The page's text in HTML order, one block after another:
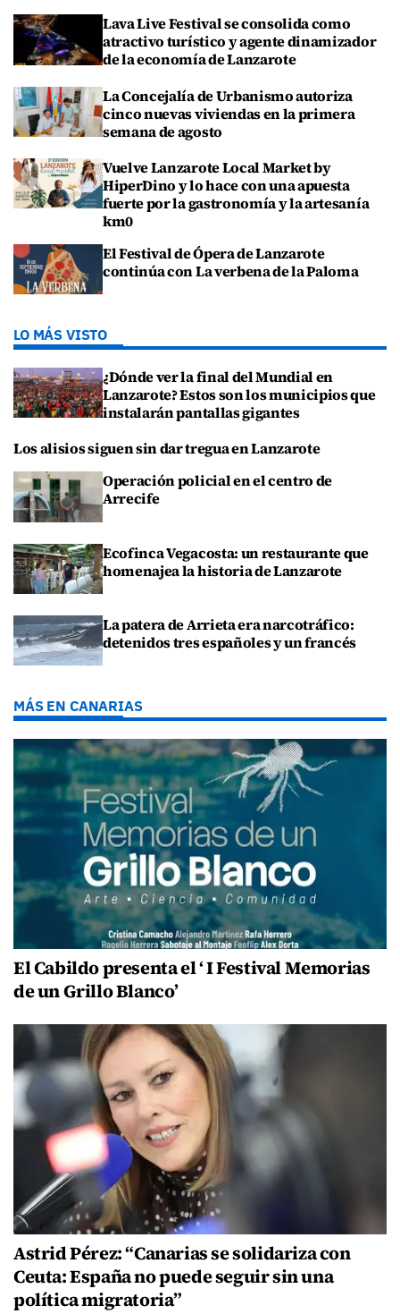
Lava Live Festival se consolida como
atractivo turístico y agente dinamizador
de la economía de Lanzarote
La Concejalía de Urbanismo autoriza
cinco nuevas viviendas en la primera
semana de agosto
Vuelve Lanzarote Local Market by
HiperDino y lo hace con una apuesta
fuerte por la gastronomía y la artesanía
km0
El Festival de Ópera de Lanzarote
continúa con La verbena de la Paloma
LO MÁS VISTO
¿Dónde ver la final del Mundial en
Lanzarote? Estos son los municipios que
instalarán pantallas gigantes
Los alisios siguen sin dar tregua en Lanzarote
Operación policial en el centro de
Arrecife
Ecofinca Vegacosta: un restaurante que
homenajea la historia de Lanzarote
La patera de Arrieta era narcotráfico:
detenidos tres españoles y un francés
MÁS EN CANARIAS
El Cabildo presenta el ‘ I Festival Memorias
de un Grillo Blanco’
Astrid Pérez: “Canarias se solidariza con
Ceuta: España no puede seguir sin una
política migratoria”